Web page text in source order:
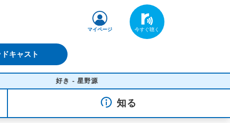
キャスト
マイページ
好き - 星野源
知る